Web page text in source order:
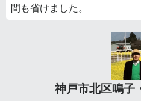
間も省けました。
神戸市北区鳴子